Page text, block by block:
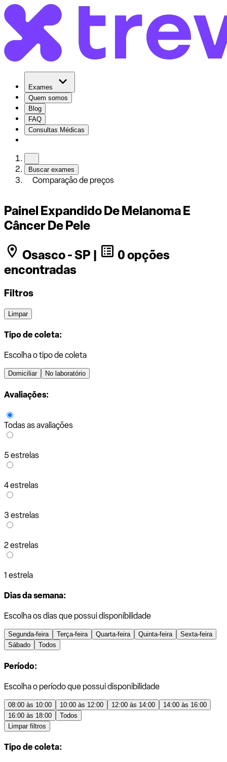
Exames
Quem somos
Blog
FAQ
Consultas Médicas
Buscar exames
Comparação de preços
Painel Expandido De Melanoma E
Câncer De Pele
Osasco - SP |
0 opções
encontradas
Filtros
Limpar
Tipo de coleta:
Escolha o tipo de coleta
Domiciliar No laboratório
Avaliações:
Todas as avaliações
5 estrelas
4 estrelas
3 estrelas
2 estrelas
1 estrela
Dias da semana:
Escolha os dias que possui disponibilidade
Segunda-feira Terça-feira Quarta-feira Quinta-feira
Sexta-feira
Sábado
Todos
Período:
Escolha o período que possui disponibilidade
08:00 às 10:00 10:00 às 12:00 12:00 às 14:00
14:00 às 16:00
16:00 às 18:00
Todos
Limpar filtros
Tipo de coleta: